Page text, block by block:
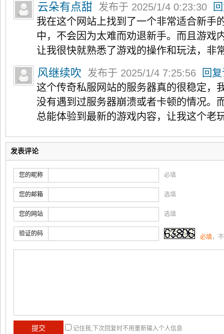
云朵有点甜 发布于 2025/1/4 0:23:30
我在这个网站上找到了一个非常适合新手
中，不会因为太难而劝退新手。而且游戏
让我很快就熟悉了游戏的操作和玩法，非
风继续吹 发布于 2025/1/4 7:25:56
回
这个传奇私服网站的服务器真的很稳定，
没有遇到过服务器崩溃或者卡顿的情况。
总能体验到最新的游戏内容，让我这个老
发表评论
您的昵称 必填
您的邮箱 选填
您的网站 选填
验证的码 必填，
记住我,下次回复时不用重新输入个人信息